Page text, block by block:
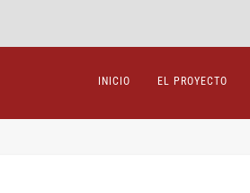
INICIO EL PROYECTO